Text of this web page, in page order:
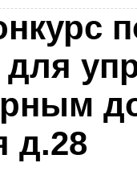
для
д.28